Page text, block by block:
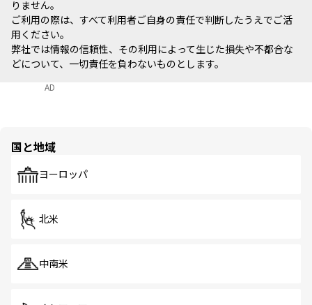
りません。
ご利用の際は、すべて利用者ご自身の責任で判断したうえでご活
用ください。
弊社では情報の信頼性、その利用によって生じた損失や不都合な
どについて、一切責任を負わないものとします。
AD
国と地域
ヨーロッパ
北米
中南米